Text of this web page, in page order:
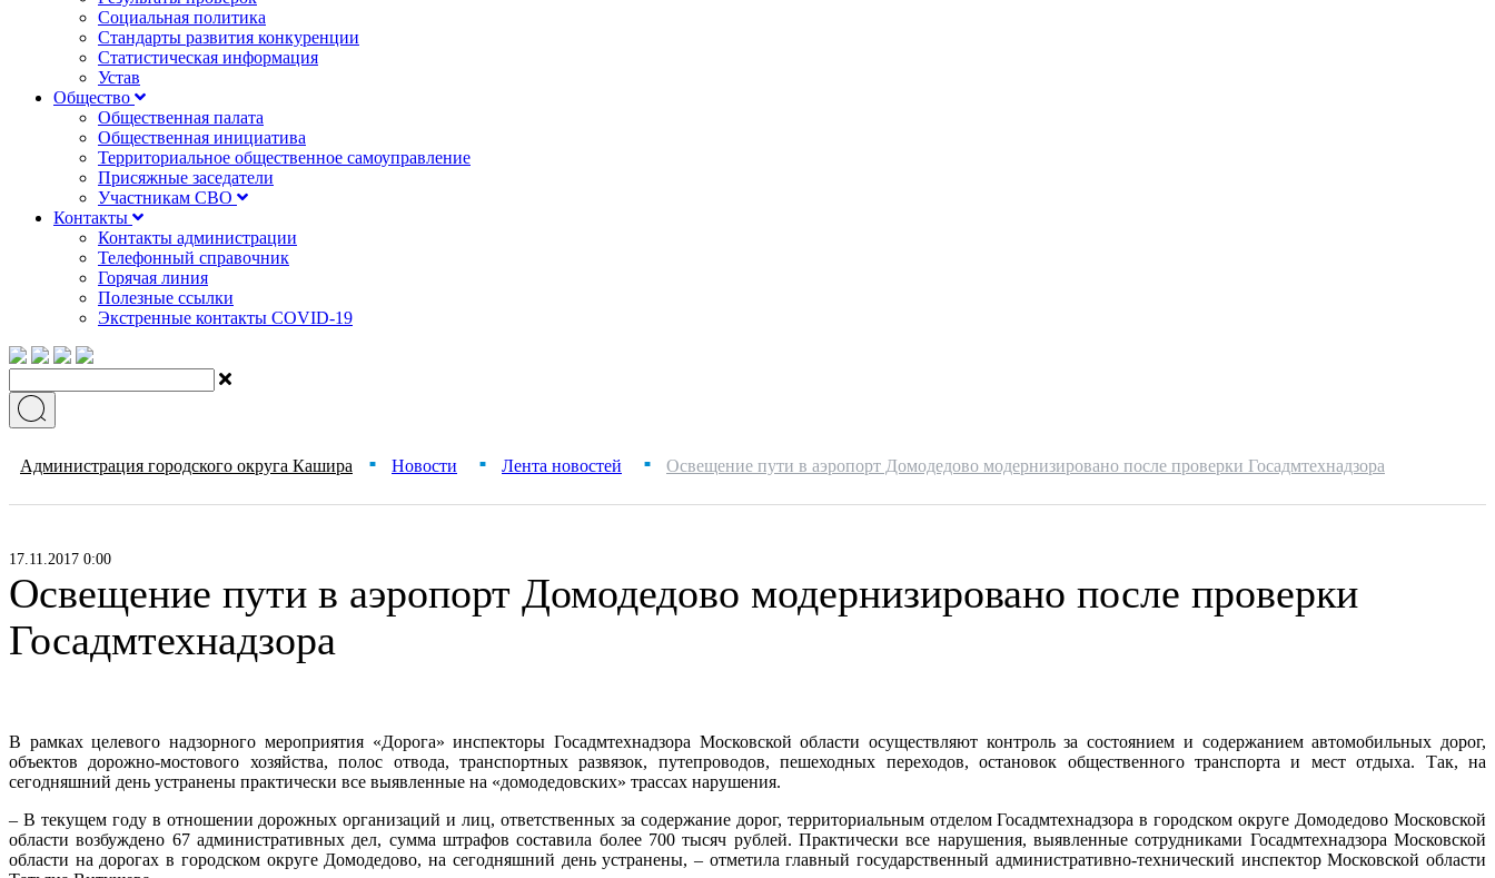
Социальная политика
Стандарты развития конкуренции
Статистическая информация
Устав
Общество
Общественная палата
Общественная инициатива
Территориальное общественное самоуправление
Присяжные заседатели
Участникам СВО
Контакты
Контакты администрации
Телефонный справочник
Горячая линия
Полезные ссылки
Экстренные контакты COVID-19
Администрация городского округа Кашира ■ Новости ■ Лента новостей ■ Освещение пути в аэропорт Домодедово модернизировано после проверки Госадмтехнадзора
17.11.2017 0:00
Освещение пути в аэропорт Домодедово модернизировано после проверки
Госадмтехнадзора
В рамках целевого надзорного мероприятия «Дорога» инспекторы Госадмтехнадзора Московской области осуществляют контроль за состоянием и содержанием автомобильных дорог,
объектов дорожно-мостового хозяйства, полос отвода, транспортных развязок, путепроводов, пешеходных переходов, остановок общественного транспорта и мест отдыха. Так, на
сегодняшний день устранены практически все выявленные на «домодедовских» трассах нарушения.
– В текущем году в отношении дорожных организаций и лиц, ответственных за содержание дорог, территориальным отделом Госадмтехнадзора в городском округе Домодедово Московской
области возбуждено 67 административных дел, сумма штрафов составила более 700 тысяч рублей. Практически все нарушения, выявленные сотрудниками Госадмтехнадзора Московской
области на дорогах в городском округе Домодедово, на сегодняшний день устранены, – отметила главный государственный административно-технический инспектор Московской области